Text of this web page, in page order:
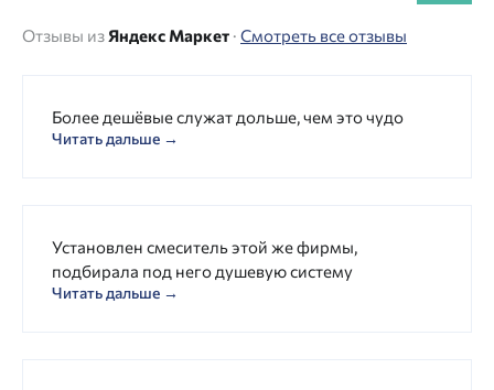
Отзывы из Яндекс Маркет · Смотреть все отзывы
Более дешёвые служат дольше, чем это чудо
Читать дальше →
Установлен смеситель этой же фирмы,
подбирала под него душевую систему
Читать дальше →